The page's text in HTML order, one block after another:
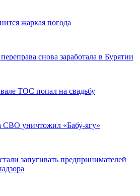
жаркая погода
снова заработала в Бурятии
ТОС попал на свадьбу
СВО уничтожил «Бабу-ягу»
запугивать предпринимателей